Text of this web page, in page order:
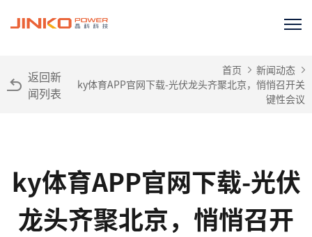
返回新
闻列表
首页
新闻动态
ky体育APP官网下载-光伏龙头齐聚北京，悄悄召开关
键性会议
ky体育APP官网下载-光伏
龙头齐聚北京，悄悄召开